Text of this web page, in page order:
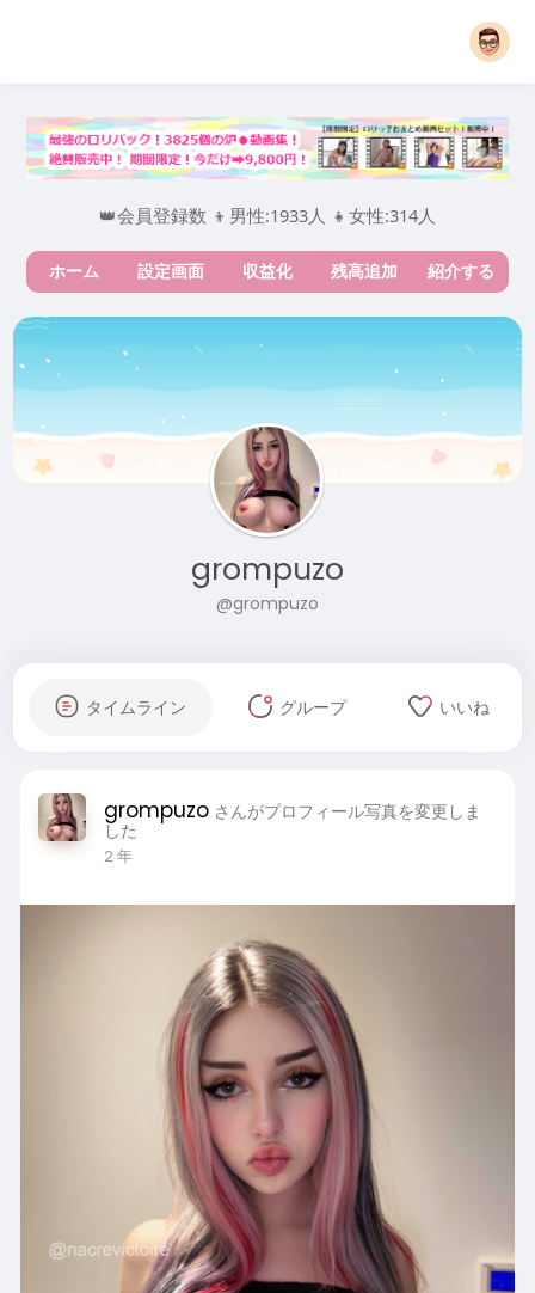
👑会員登録数 👦男性:1933人 👧女性:314人
ホーム 設定画面 収益化 残高追加 紹介する
grompuzo
@grompuzo
タイムライン グループ いいね
grompuzo さんがプロフィール写真を変更しま
した
2 年